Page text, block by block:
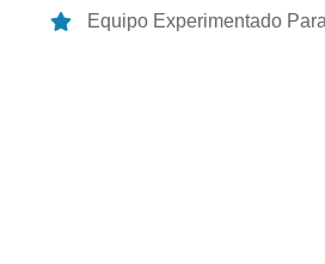
Equipo Experimentado